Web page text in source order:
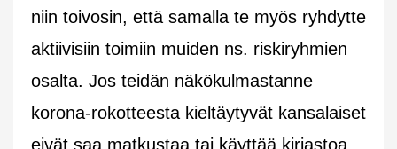
niin toivosin, että samalla te myös ryhdytte
aktiivisiin toimiin muiden ns. riskiryhmien
osalta. Jos teidän näkökulmastanne
korona-rokotteesta kieltäytyvät kansalaiset
eivät saa matkustaa tai käyttää kirjastoa